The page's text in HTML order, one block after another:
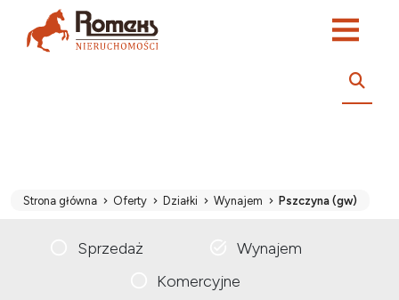
Strona główna Oferty Działki Wynajem Pszczyna (gw)
Sprzedaż
Wynajem
Komercyjne